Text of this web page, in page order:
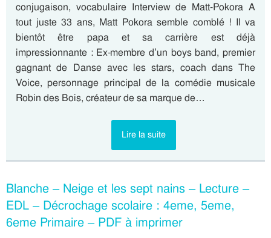
conjugaison, vocabulaire Interview de Matt-Pokora A
tout juste 33 ans, Matt Pokora semble comblé ! Il va
bientôt être papa et sa carrière est déjà
impressionnante : Ex-membre d’un boys band, premier
gagnant de Danse avec les stars, coach dans The
Voice, personnage principal de la comédie musicale
Robin des Bois, créateur de sa marque de…
Lire la suite
Blanche – Neige et les sept nains – Lecture –
EDL – Décrochage scolaire : 4eme, 5eme,
6eme Primaire – PDF à imprimer